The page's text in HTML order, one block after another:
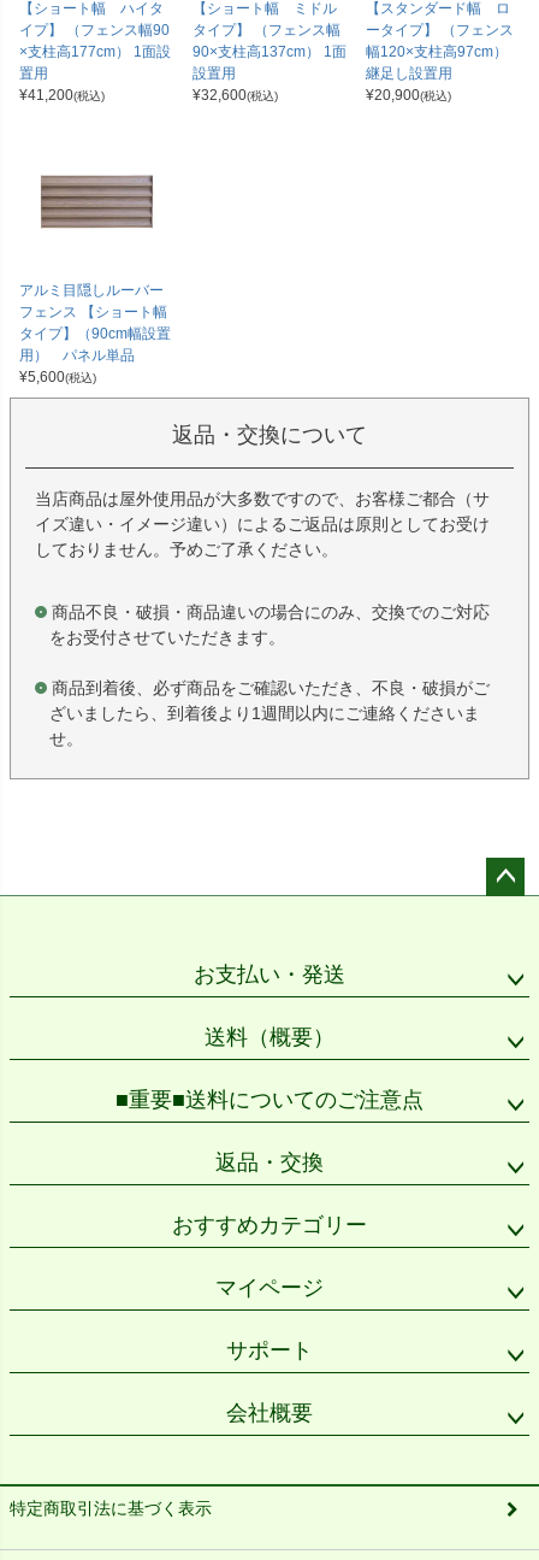
【ショート幅 ハイタ
イプ】 （フェンス幅90
×支柱高177cm） 1面設
置用
¥41,200(税込)
【ショート幅 ミドル
タイプ】 （フェンス幅
90×支柱高137cm） 1面
設置用
¥32,600(税込)
【スタンダード幅 ロ
ータイプ】 （フェンス
幅120×支柱高97cm）
継足し設置用
¥20,900(税込)
アルミ目隠しルーバー
フェンス 【ショート幅
タイプ】（90cm幅設置
用） パネル単品
¥5,600(税込)
返品・交換について
当店商品は屋外使用品が大多数ですので、お客様ご都合（サ
イズ違い・イメージ違い）によるご返品は原則としてお受け
しておりません。予めご了承ください。
商品不良・破損・商品違いの場合にのみ、交換でのご対応
をお受付させていただきます。
商品到着後、必ず商品をご確認いただき、不良・破損がご
ざいましたら、到着後より1週間以内にご連絡くださいま
せ。
お支払い・発送
送料（概要）
■重要■送料についてのご注意点
返品・交換
おすすめカテゴリー
マイページ
サポート
会社概要
特定商取引法に基づく表示